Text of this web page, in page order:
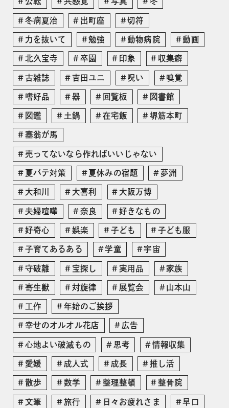
冬病夏治 出町座 切符
力を抜いて 勉強 動物病院 動画
北久宝寺 卒園 印象 収集癖
古雑誌 吉田ユニ 呪い 嗅覚
嗜好品 器 回覧板 図書館
図鑑 土鍋 在宅飯 堺筋本町
塞翁が馬
売ってないなら作ればいいじゃない
夏バテ対策 夏休みの宿題 夢洲
大和川 大喜利 大阪万博
夫婦喧嘩 奈良 好きなもの
好奇心 娯楽 子ども 子ども服
子育てあるある 学童 宇宙
守破離 宝探し 実用品 家族
寄生獣 対旋律 展覧会 山本山
工作 年始のご挨拶
幸せのオルオル花店 広告
心地よい破滅もの 思考 情報収集
愛媛 成人式 成長 推し活
散歩 数学 整理整頓 整骨院
文筆 旅行 日々お疲れさま 早口